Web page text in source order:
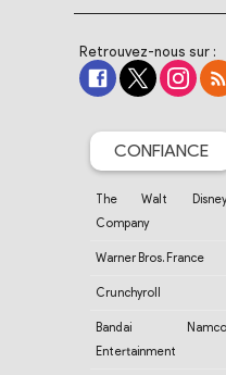
Retrouvez-nous sur :
CONFIANCE
The Walt Disney
Company
Warner Bros. France
Crunchyroll
Bandai Namco
Entertainment